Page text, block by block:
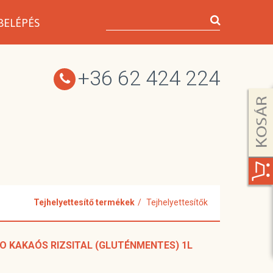
+36 62 424 224
Tejhelyettesítő termékek Tejhelyettesítők
KAKAÓS RIZSITAL (GLUTÉNMENTES) 1L